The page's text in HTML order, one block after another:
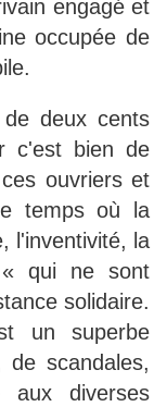
engagé et
occupée de
deux cents
c'est bien de
ouvriers et
temps où la
l'inventivité, la
qui ne sont
solidaire.
un superbe
de scandales,
aux diverses